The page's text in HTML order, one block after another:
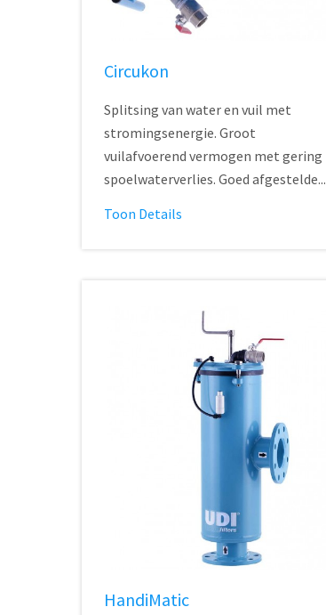
Circukon
Splitsing van water en vuil met
stromingsenergie. Groot
vuilafvoerend vermogen met gering
spoelwaterverlies. Goed afgestelde...
Toon Details
HandiMatic